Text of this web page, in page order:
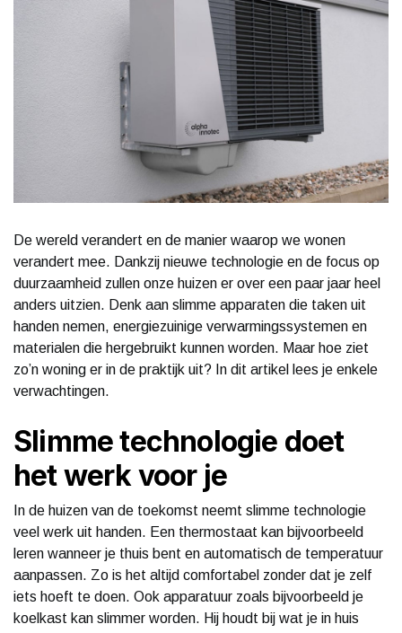
De wereld verandert en de manier waarop we wonen
verandert mee. Dankzij nieuwe technologie en de focus op
duurzaamheid zullen onze huizen er over een paar jaar heel
anders uitzien. Denk aan slimme apparaten die taken uit
handen nemen, energiezuinige verwarmingssystemen en
materialen die hergebruikt kunnen worden. Maar hoe ziet
zo’n woning er in de praktijk uit? In dit artikel lees je enkele
verwachtingen.
Slimme technologie doet
het werk voor je
In de huizen van de toekomst neemt slimme technologie
veel werk uit handen. Een thermostaat kan bijvoorbeeld
leren wanneer je thuis bent en automatisch de temperatuur
aanpassen. Zo is het altijd comfortabel zonder dat je zelf
iets hoeft te doen. Ook apparatuur zoals bijvoorbeeld je
koelkast kan slimmer worden. Hij houdt bij wat je in huis